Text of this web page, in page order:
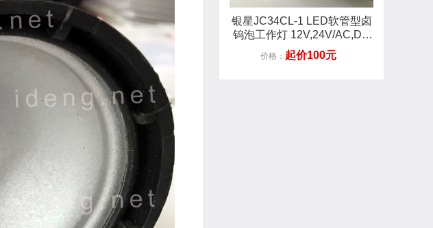
银星JC34CL-1 LED软管型卤
钨泡工作灯 12V,24V/AC,DC
3W 螺钉4-M5
价格： 起价100元